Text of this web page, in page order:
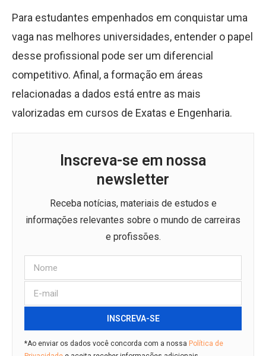
Para estudantes empenhados em conquistar uma
vaga nas melhores universidades, entender o papel
desse profissional pode ser um diferencial
competitivo. Afinal, a formação em áreas
relacionadas a dados está entre as mais
valorizadas em cursos de Exatas e Engenharia.
Inscreva-se em nossa
newsletter
Receba notícias, materiais de estudos e
informações relevantes sobre o mundo de carreiras
e profissões.
INSCREVA-SE
*Ao enviar os dados você concorda com a nossa Política de